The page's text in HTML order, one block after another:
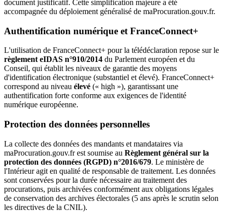
document justificatif. Cette simplification majeure a été
accompagnée du déploiement généralisé de maProcuration.gouv.fr.
Authentification numérique et FranceConnect+
L'utilisation de FranceConnect+ pour la télédéclaration repose sur le
règlement eIDAS n°910/2014 du Parlement européen et du
Conseil, qui établit les niveaux de garantie des moyens
d'identification électronique (substantiel et élevé). FranceConnect+
correspond au niveau élevé (« high »), garantissant une
authentification forte conforme aux exigences de l'identité
numérique européenne.
Protection des données personnelles
La collecte des données des mandants et mandataires via
maProcuration.gouv.fr est soumise au Règlement général sur la
protection des données (RGPD) n°2016/679. Le ministère de
l'Intérieur agit en qualité de responsable de traitement. Les données
sont conservées pour la durée nécessaire au traitement des
procurations, puis archivées conformément aux obligations légales
de conservation des archives électorales (5 ans après le scrutin selon
les directives de la CNIL).